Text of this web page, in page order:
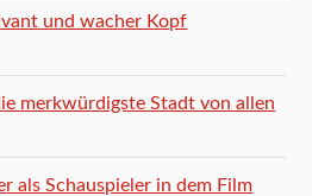
und wacher Kopf
merkwürdigste Stadt von allen
als Schauspieler in dem Film